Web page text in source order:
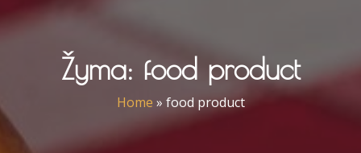
Žyma: food product
Home » food product